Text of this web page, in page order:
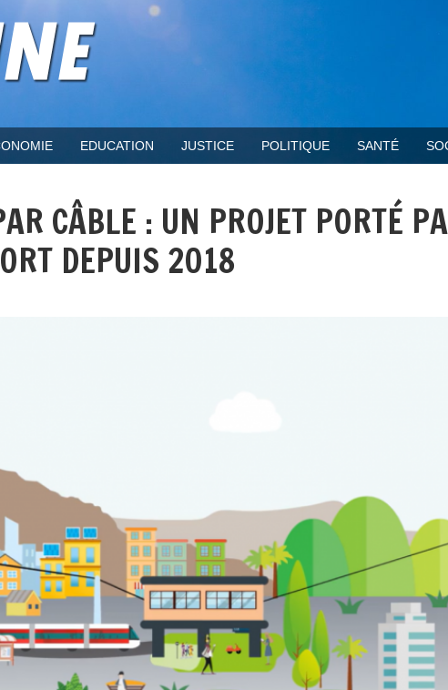
EDUCATION JUSTICE POLITIQUE SANTÉ
CÂBLE : UN PROJET PORTÉ
DEPUIS 2018